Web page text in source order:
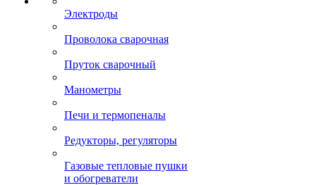
Электроды
Проволока сварочная
Пруток сварочный
Манометры
Печи и термопеналы
Редукторы, регуляторы
Газовые тепловые пушки
и обогреватели